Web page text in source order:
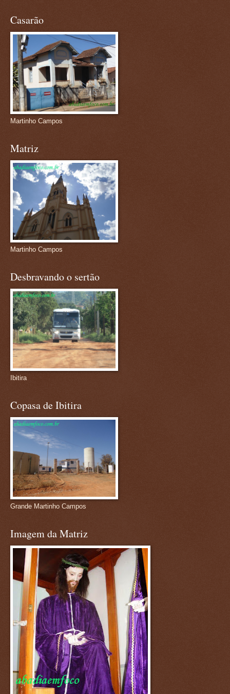
Casarão
Martinho Campos
Matriz
Martinho Campos
Desbravando o sertão
Ibitira
Copasa de Ibitira
Grande Martinho Campos
Imagem da Matriz